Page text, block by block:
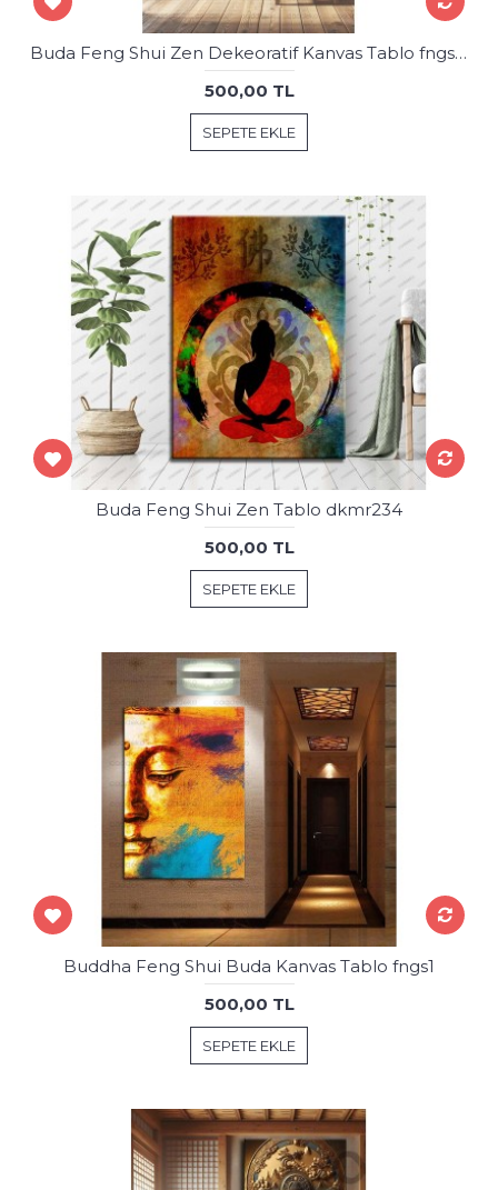
Buda Feng Shui Zen Dekeoratif Kanvas Tablo fngs31
500,00 TL
SEPETE EKLE
Buda Feng Shui Zen Tablo dkmr234
500,00 TL
SEPETE EKLE
Buddha Feng Shui Buda Kanvas Tablo fngs1
500,00 TL
SEPETE EKLE